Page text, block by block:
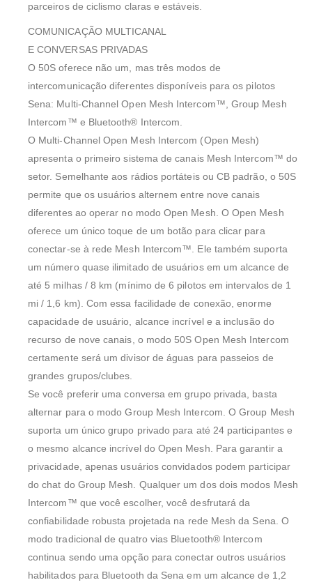
parceiros de ciclismo claras e estáveis.
COMUNICAÇÃO MULTICANAL
E CONVERSAS PRIVADAS
O 50S oferece não um, mas três modos de
intercomunicação diferentes disponíveis para os pilotos
Sena: Multi-Channel Open Mesh Intercom™, Group Mesh
Intercom™ e Bluetooth® Intercom.
O Multi-Channel Open Mesh Intercom (Open Mesh)
apresenta o primeiro sistema de canais Mesh Intercom™ do
setor. Semelhante aos rádios portáteis ou CB padrão, o 50S
permite que os usuários alternem entre nove canais
diferentes ao operar no modo Open Mesh. O Open Mesh
oferece um único toque de um botão para clicar para
conectar-se à rede Mesh Intercom™. Ele também suporta
um número quase ilimitado de usuários em um alcance de
até 5 milhas / 8 km (mínimo de 6 pilotos em intervalos de 1
mi / 1,6 km). Com essa facilidade de conexão, enorme
capacidade de usuário, alcance incrível e a inclusão do
recurso de nove canais, o modo 50S Open Mesh Intercom
certamente será um divisor de águas para passeios de
grandes grupos/clubes.
Se você preferir uma conversa em grupo privada, basta
alternar para o modo Group Mesh Intercom. O Group Mesh
suporta um único grupo privado para até 24 participantes e
o mesmo alcance incrível do Open Mesh. Para garantir a
privacidade, apenas usuários convidados podem participar
do chat do Group Mesh. Qualquer um dos dois modos Mesh
Intercom™ que você escolher, você desfrutará da
confiabilidade robusta projetada na rede Mesh da Sena. O
modo tradicional de quatro vias Bluetooth® Intercom
continua sendo uma opção para conectar outros usuários
habilitados para Bluetooth da Sena em um alcance de 1,2